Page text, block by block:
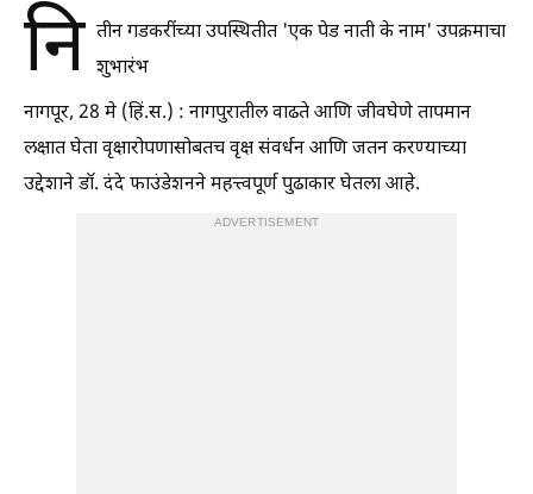
नि तीन गडकरींच्या उपस्थितीत 'एक पेड नाती के नाम' उपक्रमाचा
शुभारंभ
नागपूर, 28 मे (हिं.स.) : नागपुरातील वाढते आणि जीवघेणे तापमान
लक्षात घेता वृक्षारोपणासोबतच वृक्ष संवर्धन आणि जतन करण्याच्या
उद्देशाने डॉ. दंदे फाउंडेशनने महत्त्वपूर्ण पुढाकार घेतला आहे.
ADVERTISEMENT